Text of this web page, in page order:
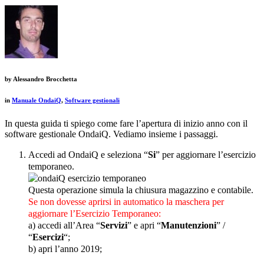
by Alessandro Brocchetta
in Manuale OndaiQ, Software gestionali
In questa guida ti spiego come fare l’apertura di inizio anno con il
software gestionale OndaiQ. Vediamo insieme i passaggi.
Accedi ad OndaiQ e seleziona “Si” per aggiornare l’esercizio
temporaneo.
Questa operazione simula la chiusura magazzino e contabile.
Se non dovesse aprirsi in automatico la maschera per
aggiornare l’Esercizio Temporaneo:
a) accedi all’Area “Servizi” e apri “Manutenzioni” /
“Esercizi“;
b) apri l’anno 2019;